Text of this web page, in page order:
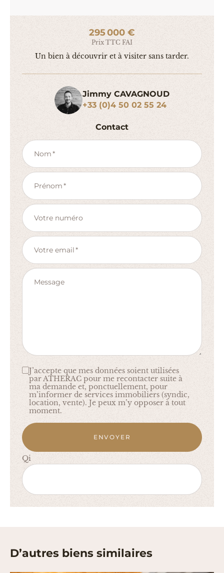
295 000 €
Prix TTC FAI
Un bien à découvrir et à visiter sans tarder.
Jimmy CAVAGNOUD
+33 (0)4 50 02 55 24
Contact
Nom
Prénom
Votre numéro
Votre email
Message
J’accepte que mes données soient utilisées
par ATHERAC pour me recontacter suite à
ma demande et, ponctuellement, pour
m’informer de services immobiliers (syndic,
location, vente). Je peux m’y opposer à tout
moment.
ENVOYER
Qi
D’autres biens similaires